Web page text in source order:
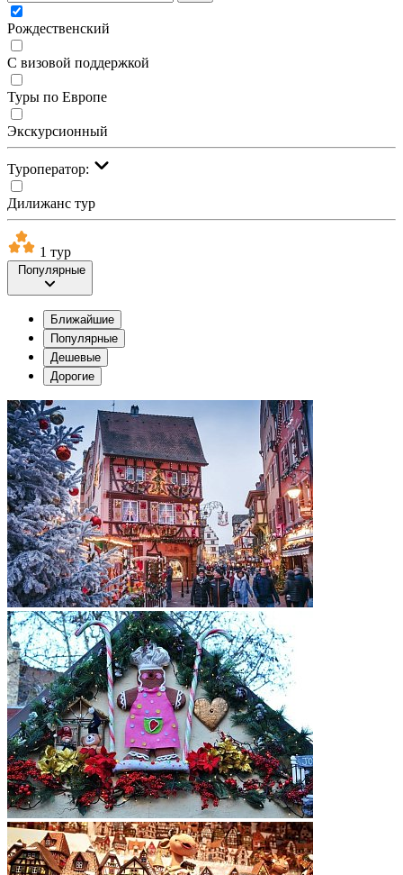
Рождественский
С визовой поддержкой
Туры по Европе
Экскурсионный
Туроператор:
Дилижанс тур
1 тур
Популярные
Ближайшие
Популярные
Дешевые
Дорогие